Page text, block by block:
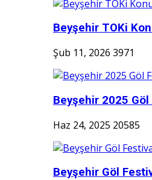
Beyşehir TOKi
Şub 11, 2026 3971
Beyşehir 2025
Haz 24, 2025 20585
Beyşehir Göl